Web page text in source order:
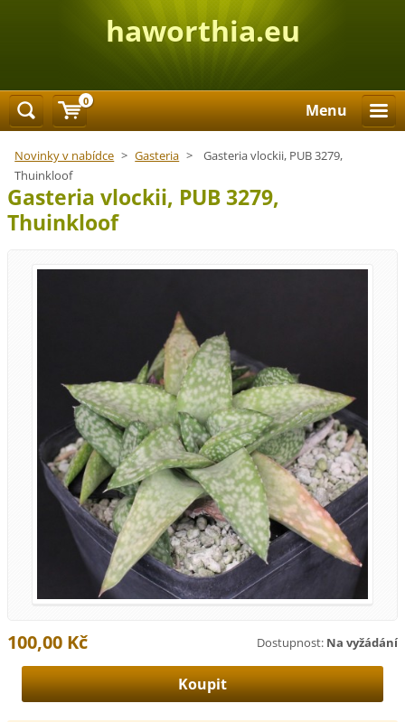
haworthia.eu
Menu
Novinky v nabídce > Gasteria >
Gasteria vlockii, PUB 3279,
Thuinkloof
Gasteria vlockii, PUB 3279,
Thuinkloof
Dostupnost: Na vyžádání
100,00 Kč
0